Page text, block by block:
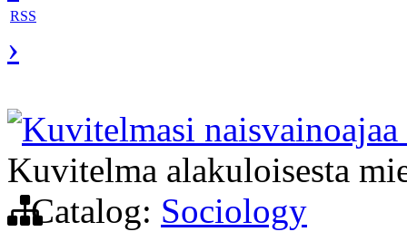
RSS
›
Kuvitelmasi
Kuvitelma alakuloisesta
Catalog: Sociology